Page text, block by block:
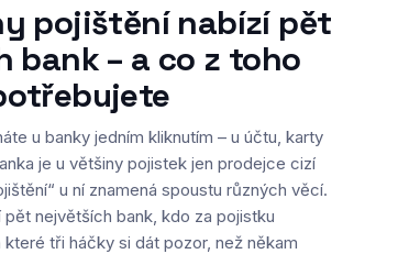
pojištění nabízí pět
bank – a co z toho
u banky jedním kliknutím – u účtu, karty
je u většiny pojistek jen prodejce cizí
u ní znamená spoustu různých věcí.
největších bank, kdo za pojistku
tři háčky si dát pozor, než někam